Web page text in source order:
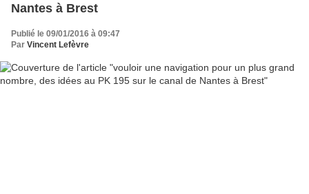
Nantes à Brest
Publié le 09/01/2016 à 09:47
Par Vincent Lefèvre